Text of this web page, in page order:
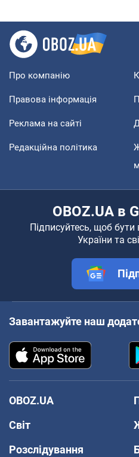
Про компанію
Правова інформація
Реклама на сайті
Редакційна політика
OBOZ.UA в
Підписуйтесь, щоб бути
України та
Завантажуйте наш
OBOZ.UA
Світ
Розслідування